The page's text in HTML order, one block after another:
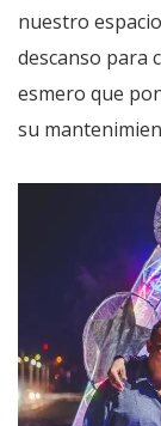
nuestro
descanso para
esmero que
su